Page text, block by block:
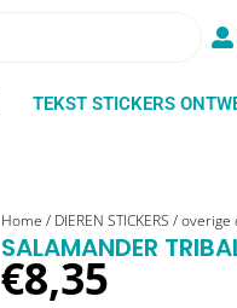
TEKST STICKERS
Home / DIEREN STICKERS /overige
SALAMANDER
€8,35
salamander
tribal
sticker